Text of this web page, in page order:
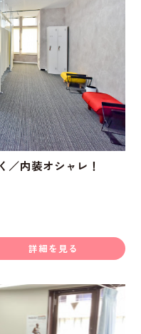
／内装オシャレ！
詳細を見る